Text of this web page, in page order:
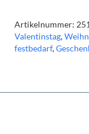
Artikelnummer:
Valentinstag,
festbedarf,